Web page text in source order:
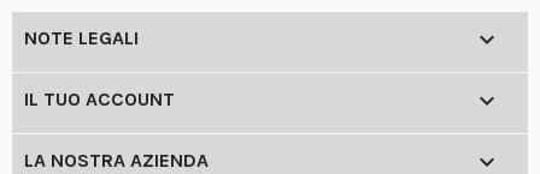
NOTE LEGALI 
IL TUO ACCOUNT 
LA NOSTRA AZIENDA 